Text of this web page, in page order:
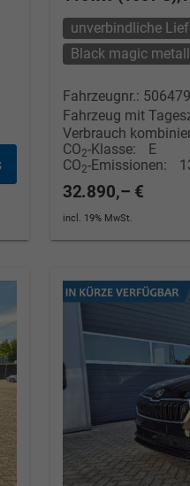
unverbindliche
Black magic
Fahrzeugnr.: 506479
Fahrzeug mit
Verbrauch
CO2-Klasse:
E
CO2-Emissionen:
32.890,– €
incl. 19% MwSt.